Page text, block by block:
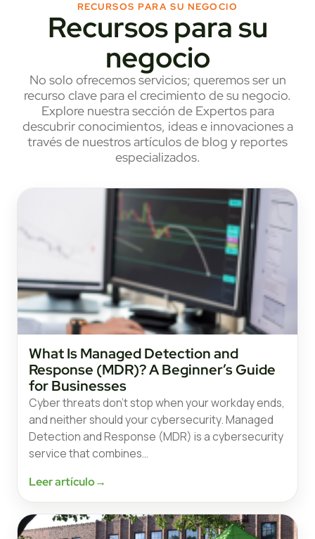
RECURSOS PARA SU NEGOCIO
Recursos para su
negocio
No solo ofrecemos servicios; queremos ser un
recurso clave para el crecimiento de su negocio.
Explore nuestra sección de Expertos para
descubrir conocimientos, ideas e innovaciones a
través de nuestros artículos de blog y reportes
especializados.
What Is Managed Detection and
Response (MDR)? A Beginner’s Guide
for Businesses
Cyber threats don’t stop when your workday ends,
and neither should your cybersecurity. Managed
Detection and Response (MDR) is a cybersecurity
service that combines…
Leer artículo→